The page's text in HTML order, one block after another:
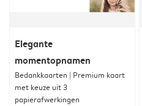
Elegante
momentopnamen
Bedankkaarten | Premium kaart
met keuze uit 3
papierafwerkingen